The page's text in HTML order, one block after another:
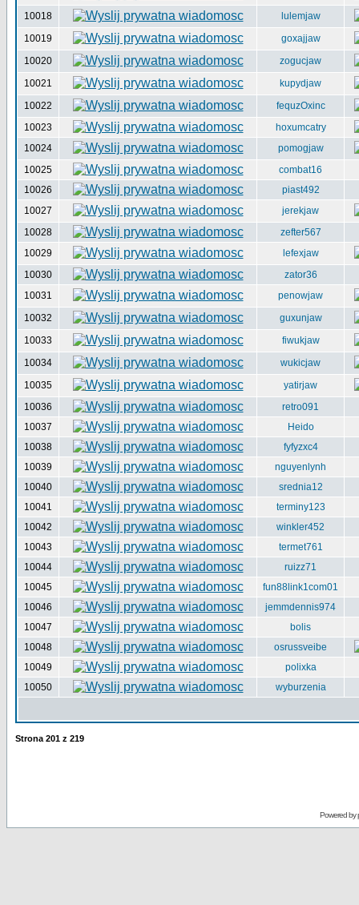
10018
lulemjaw
10019
goxajjaw
10020
zogucjaw
10021
kupydjaw
10022
fequzOxinc
10023
hoxumcatry
10024
pomogjaw
10025
combat16
10026
piast492
10027
jerekjaw
10028
zefter567
10029
lefexjaw
10030
zator36
10031
penowjaw
10032
guxunjaw
10033
fiwukjaw
10034
wukicjaw
10035
yatirjaw
10036
retro091
10037
Heido
10038
fyfyzxc4
10039
nguyenlynh
10040
srednia12
10041
terminy123
10042
winkler452
10043
termet761
10044
ruizz71
10045
fun88link1com01
10046
jemmdennis974
10047
bolis
10048
osrussveibe
10049
polixka
10050
wyburzenia
Strona 201 z 219
Powered by